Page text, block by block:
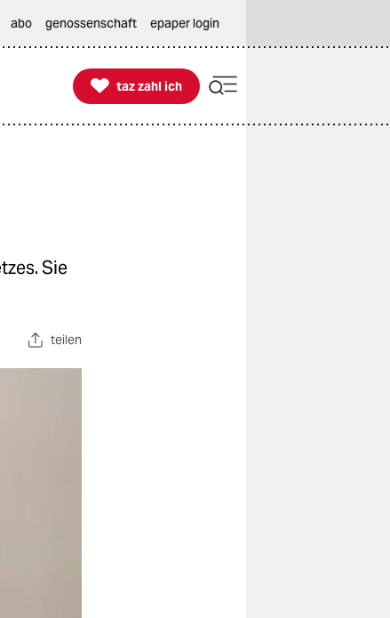
abo genossenschaft epaper login

taz zahl ich
taz zahl ich
Sie
teilen